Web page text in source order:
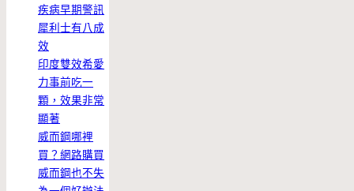
疾病早期警訊
犀利士有八成
效
印度雙效希愛
力事前吃一
顆，效果非常
顯著
威而鋼哪裡
買？網路購買
威而鋼也不失